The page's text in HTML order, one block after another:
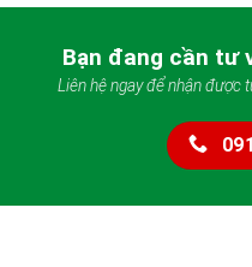
Bạn đang cần tư
Liên hệ ngay để nhận được